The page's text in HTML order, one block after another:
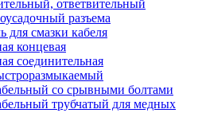
ответвительный
разъема
для смазки кабеля
концевая
соединительная
со срывными болтами
трубчатый для медных